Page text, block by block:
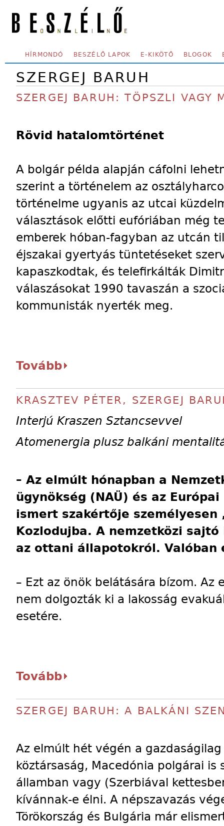
SECONDARY MENU
HÍRMONDÓ BESZÉLŐ LAPOK E-KIKÖTŐ BLOGOK
SZERGEJ BARUH
SZERGEJ BARUH: TÖPSZLI VAGY
Rövid hatalomtörténet
A bolgár példa alapján cáfolni
szerint a történelem az
történelme ugyanis az utcai
választások előtti eufóriában még
emberek hóban-fagyban az utcán
éjszakai gyertyás tüntetéseket
kapaszkodtak, és telefirkálták
válaszásokat 1990 tavaszán a
kommunisták nyerték meg.
Tovább
KRASZTEV PÉTER, SZERGEJ
Interjú Kraszen Sztancsevvel
Atomenergia plusz balkáni
– Az elmúlt hónapban a
ügynökség (NAÜ) és az
ismert szakértője személyesen
Kozlodujba. A nemzetközi
az ottani állapotokról. Valóban
– Ezt az önök belátására bízom. Az
nem dolgozták ki a lakosság
esetére.
Tovább
SZERGEJ BARUH: A BALKÁNI
Az elmúlt hét végén a
köztársaság, Macedónia polgárai
államban vagy (Szerbiával
kívánnak-e élni. A népszavazás
Törökország és Bulgária már